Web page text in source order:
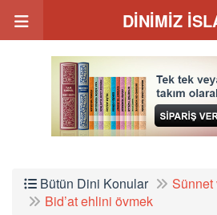
DİNİMİZ
Bütün Dini Konular
Sünnet
Bid’at ehlini övmek